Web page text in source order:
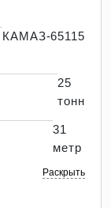
КАМАЗ-65115
25
тонн
31
метр
Раскрыть